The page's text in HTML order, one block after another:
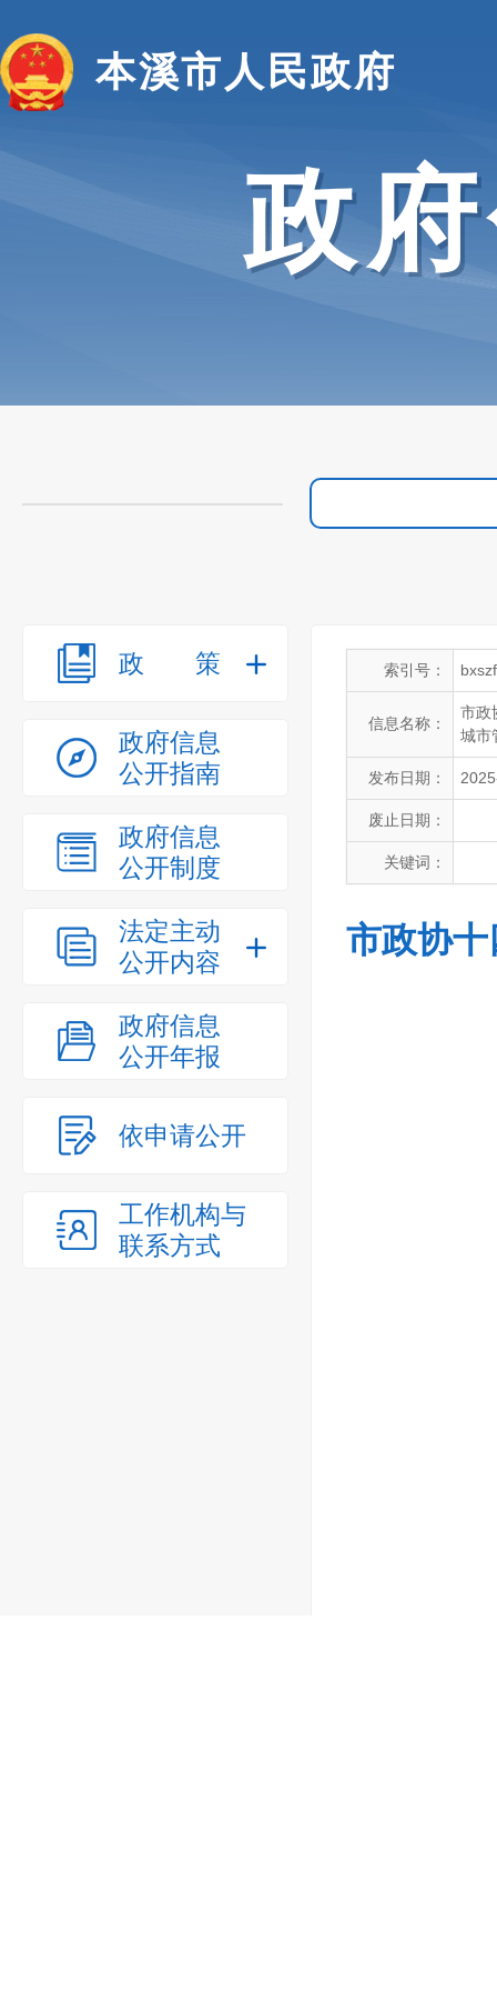
本溪市人民政府
政
政策
政府信息
公开指南
政府信息
公开制度
法定主动
公开内容
政府信息
公开年报
依申请公开
工作机构与
联系方式
索引号：
信息名称：
市政
城市
发布日期：
废止日期：
关键词：
市政协